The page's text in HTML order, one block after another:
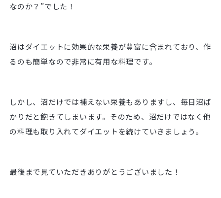
なのか？”でした！
沼はダイエットに効果的な栄養が豊富に含まれており、作
るのも簡単なので非常に有用な料理です。
しかし、沼だけでは補えない栄養もありますし、毎日沼ば
かりだと飽きてしまいます。そのため、沼だけではなく他
の料理も取り入れてダイエットを続けていきましょう。
最後まで見ていただきありがとうございました！